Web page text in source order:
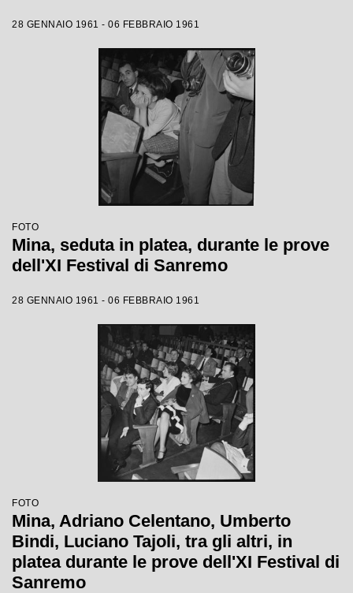
28 GENNAIO 1961 - 06 FEBBRAIO 1961
FOTO
Mina, seduta in platea, durante le prove
dell'XI Festival di Sanremo
28 GENNAIO 1961 - 06 FEBBRAIO 1961
FOTO
Mina, Adriano Celentano, Umberto
Bindi, Luciano Tajoli, tra gli altri, in
platea durante le prove dell'XI Festival di
Sanremo